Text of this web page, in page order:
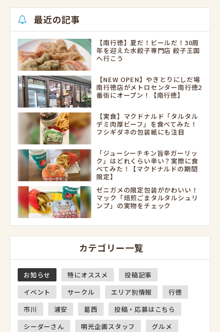
最近の記事
【南行徳】夏だ！ビールだ！30周
年を迎えた水餃子専門店 餃子王国
へ行こう
【NEW OPEN】やきとりにしだ場
南行徳店がメトロセンター南行徳2
番街にオープン！【南行徳】
【実食】マクドナルド「タルタル
デミ肉厚ビーフ」を食べてみた！
フシギダネの包装紙にも注目
「ジューシーチキン旨辛ガーリッ
ク」はどれくらい辛い？実際に食
べてみた！【マクドナルドの期間
限定】
ゼニガメの限定包装がかわいい！
マック「焙煎ごまタルタルシュリ
ンプ」の実物をチェック
カテゴリー一覧
お知らせ 特にオススメ
投稿記事
イベント
サークル エリア別情報
行徳
市川
浦安 葛西
投稿・応募はこちら
シーダーさん
明光企画スタッフ
グルメ